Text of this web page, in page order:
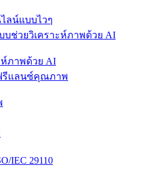
ลน์แบบไวๆ
ภาพด้วย AI